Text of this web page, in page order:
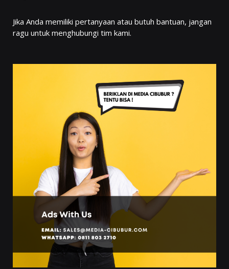
Jika Anda memiliki pertanyaan atau butuh bantuan, jangan
ragu untuk menghubungi tim kami.